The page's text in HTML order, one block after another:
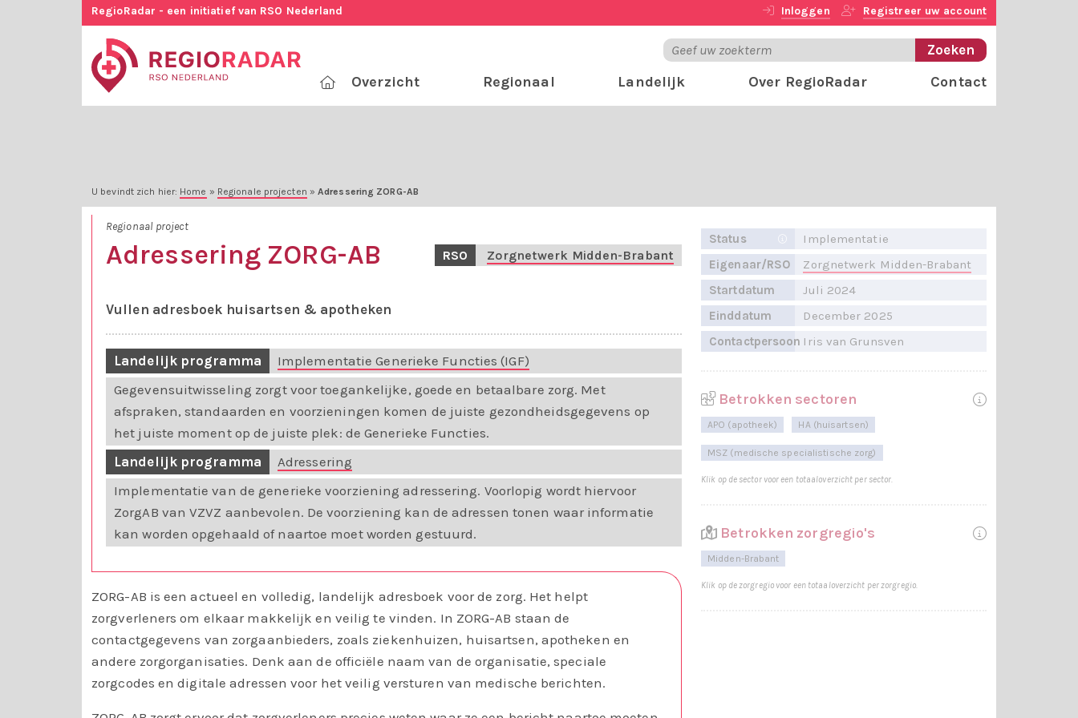
RegioRadar - een initiatief van RSO Nederland Inloggen Registreer uw account
Overzicht Regionaal Landelijk Over RegioRadar Contact
U bevindt zich hier: Home » Regionale projecten »Adressering ZORG-AB
Regionaal project
Adressering ZORG-AB RSO Zorgnetwerk Midden-Brabant
Vullen adresboek huisartsen & apotheken
Landelijk programma
Implementatie Generieke Functies (IGF)
Gegevensuitwisseling zorgt voor toegankelijke, goede en betaalbare zorg. Met
afspraken, standaarden en voorzieningen komen de juiste gezondheidsgegevens op
het juiste moment op de juiste plek: de Generieke Functies.
Landelijk programma
Adressering
Implementatie van de generieke voorziening adressering. Voorlopig wordt hiervoor
ZorgAB van VZVZ aanbevolen. De voorziening kan de adressen tonen waar informatie
kan worden opgehaald of naartoe moet worden gestuurd.
ZORG-AB is een actueel en volledig, landelijk adresboek voor de zorg. Het helpt
zorgverleners om elkaar makkelijk en veilig te vinden. In ZORG-AB staan de
contactgegevens van zorgaanbieders, zoals ziekenhuizen, huisartsen, apotheken en
andere zorgorganisaties. Denk aan de officiële naam van de organisatie, speciale
zorgcodes en digitale adressen voor het veilig versturen van medische berichten.
Status
Implementatie
Eigenaar/RSO
Zorgnetwerk Midden-Brabant
Startdatum
Juli 2024
Einddatum
December 2025
Contactpersoon Iris van Grunsven
Betrokken sectoren
APO (apotheek) HA (huisartsen)
MSZ (medische specialistische zorg)
Klik op de sector voor een totaaloverzicht per sector.
Betrokken zorgregio's
Midden-Brabant
Klik op de zorgregio voor een totaaloverzicht per zorgregio.